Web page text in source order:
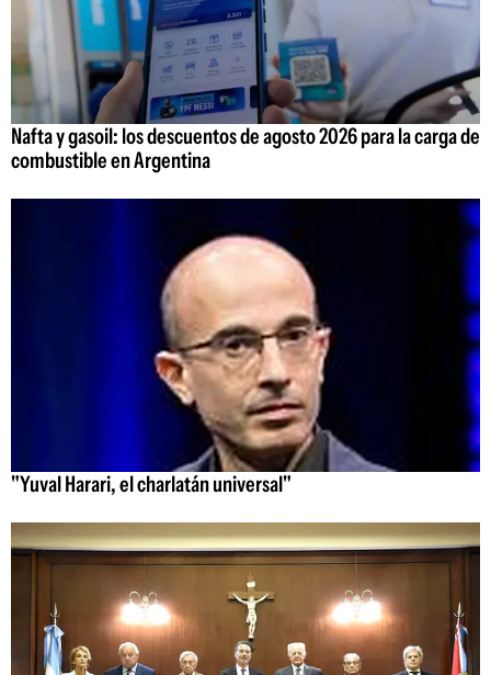
Nafta y gasoil: los descuentos de agosto 2026 para la carga de
combustible en Argentina
"Yuval Harari, el charlatán universal"